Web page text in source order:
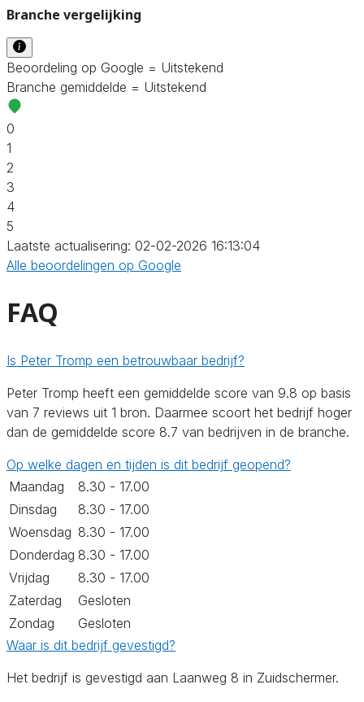
Branche vergelijking
Beoordeling op Google = Uitstekend
Branche gemiddelde = Uitstekend
0
1
2
3
4
5
Laatste actualisering: 02-02-2026 16:13:04
Alle beoordelingen op Google
FAQ
Is Peter Tromp een betrouwbaar bedrijf?
Peter Tromp heeft een gemiddelde score van 9.8 op basis
van 7 reviews uit 1 bron. Daarmee scoort het bedrijf hoger
dan de gemiddelde score 8.7 van bedrijven in de branche.
Op welke dagen en tijden is dit bedrijf geopend?
Maandag
8.30 - 17.00
Dinsdag
8.30 - 17.00
Woensdag 8.30 - 17.00
Donderdag 8.30 - 17.00
Vrijdag
8.30 - 17.00
Zaterdag
Gesloten
Zondag
Gesloten
Waar is dit bedrijf gevestigd?
Het bedrijf is gevestigd aan Laanweg 8 in Zuidschermer.